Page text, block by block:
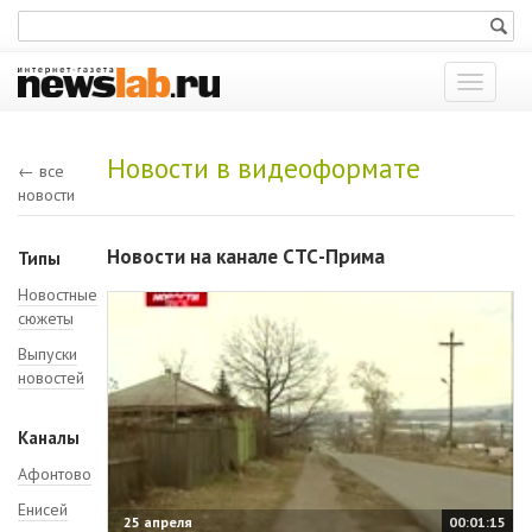
Показать
меню
← все
новости
Новости в видеоформате
Типы
Новостные
сюжеты
Выпуски
новостей
Каналы
Афонтово
Енисей
Новости на канале СТС-Прима
00:01:15
25 апреля